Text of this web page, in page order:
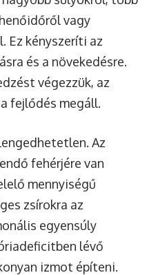
vagy
Ez kényszeríti az
és a növekedésre.
végezzük, az
fejlődés megáll.
Az
fehérjére van
mennyiségű
zsírokra az
egyensúly
lévő
izmot építeni.